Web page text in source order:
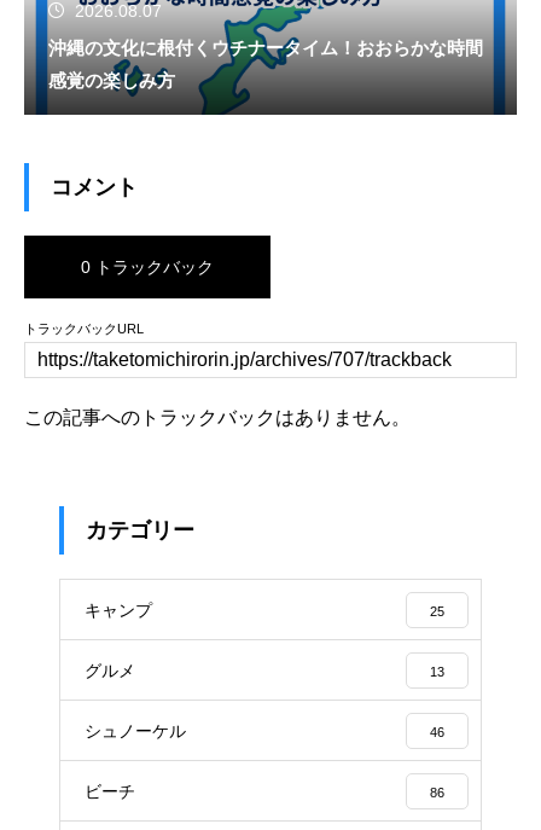
2026.08.07
沖縄の文化に根付くウチナータイム！おおらかな時間
感覚の楽しみ方
コメント
0 トラックバック
トラックバックURL
この記事へのトラックバックはありません。
カテゴリー
キャンプ 25
グルメ 13
シュノーケル 46
ビーチ 86